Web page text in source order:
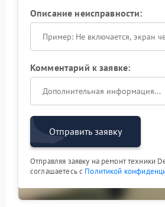
Описание неисправности:
Комментарий к заявке:
Отправить заявку
Отправляя заявку на ремонт техники
соглашаетесь с Политикой